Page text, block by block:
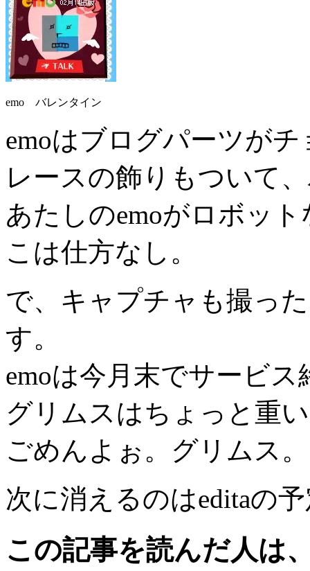
emo バレンタイン
emoはブログパーツが
レースの飾りもついて
あたしのemoがロボッ
こは仕方なし。
で、キャプチャも撮っ
す。
emoは今月末でサービス
グリムスはちょっと重
ごめんよぉ。グリムス。
次に消えるのはeditaの
この記事を読んだ人は